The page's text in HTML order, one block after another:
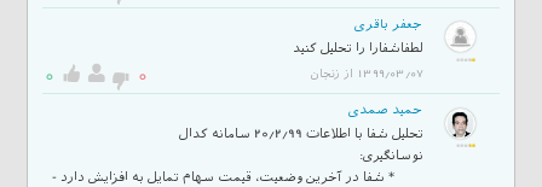
جعفر باقری
لطفاشفارا را تحلیل کنید
1399/03/07 از زنجان 0
0
حمید صمدی
تحلیل شفا با اطلاعات 20/2/99 سامانه کدال
* شفا در آخرین وضعیت، قیمت سهام تمایل به افزایش دارد -